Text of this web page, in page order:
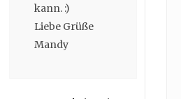
kann. :)
Liebe Grüße
Mandy